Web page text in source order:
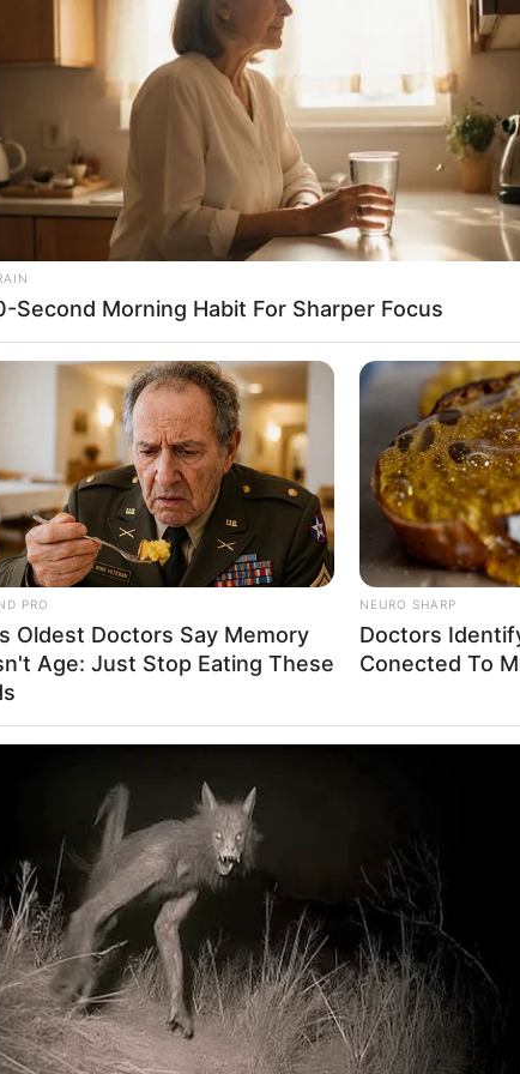
(foto: pexels/karolinagrabowska)
Yogurt memiliki kandungan yang dapat menenengkan
tetap terasa nyaman
Second Morning Habit For Sharper Focus
PRO
Oldest Doctors Say Memory
Age: Just Stop Eating These
NEURO SHARP
Doctors
Conected To